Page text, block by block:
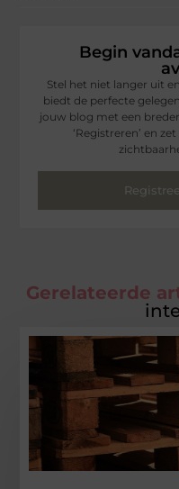
Begin
Stel het niet langer uit
biedt de perfecte
jouw blog met een
‘Registreren’ en
Gerelateerde